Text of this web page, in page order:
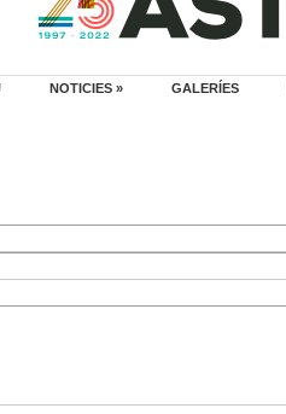
NOTICIES » GALERÍES